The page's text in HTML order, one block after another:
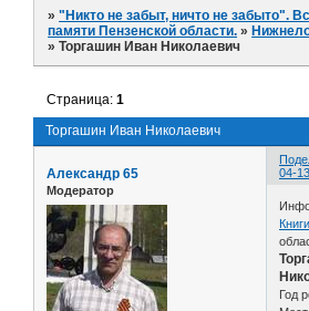
»"Никто не забыт, ничто не забыто".
памяти Пензенской области. »
»Торгашин Иван Николаевич
Торгашин Иван Николаевич
Страница:1
04-
Александр 65
Модератор
Год